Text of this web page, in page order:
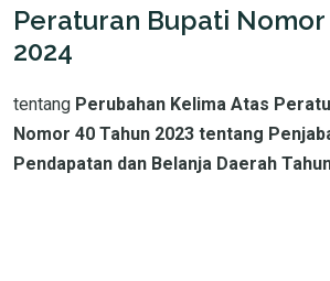
Peraturan Bupati Nomor
2024
tentang Perubahan Kelima Atas
Nomor 40 Tahun 2023 tentang
Pendapatan dan Belanja Daerah